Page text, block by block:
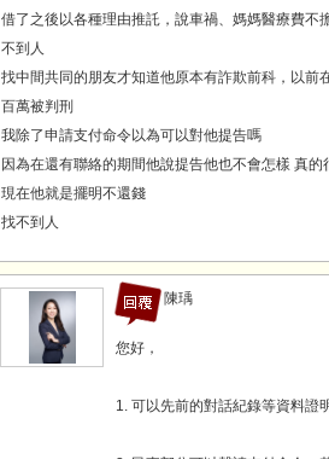
借了之後以各種理由推託，說車禍、媽媽醫療費不
不到人
找中間共同的朋友才知道他原本有詐欺前科，以前
百萬被判刑
我除了申請支付命令以為可以對他提告嗎
因為在還有聯絡的期間他說提告他也不會怎樣 真的
現在他就是擺明不還錢
找不到人
陳瑀
您好，
1. 可以先前的對話紀錄等資料證